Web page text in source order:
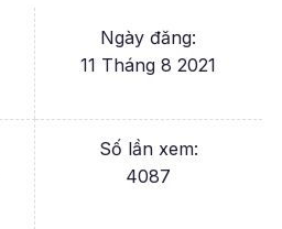
Ngày đăng:
11 Tháng 8 2021
Số lần xem:
4087